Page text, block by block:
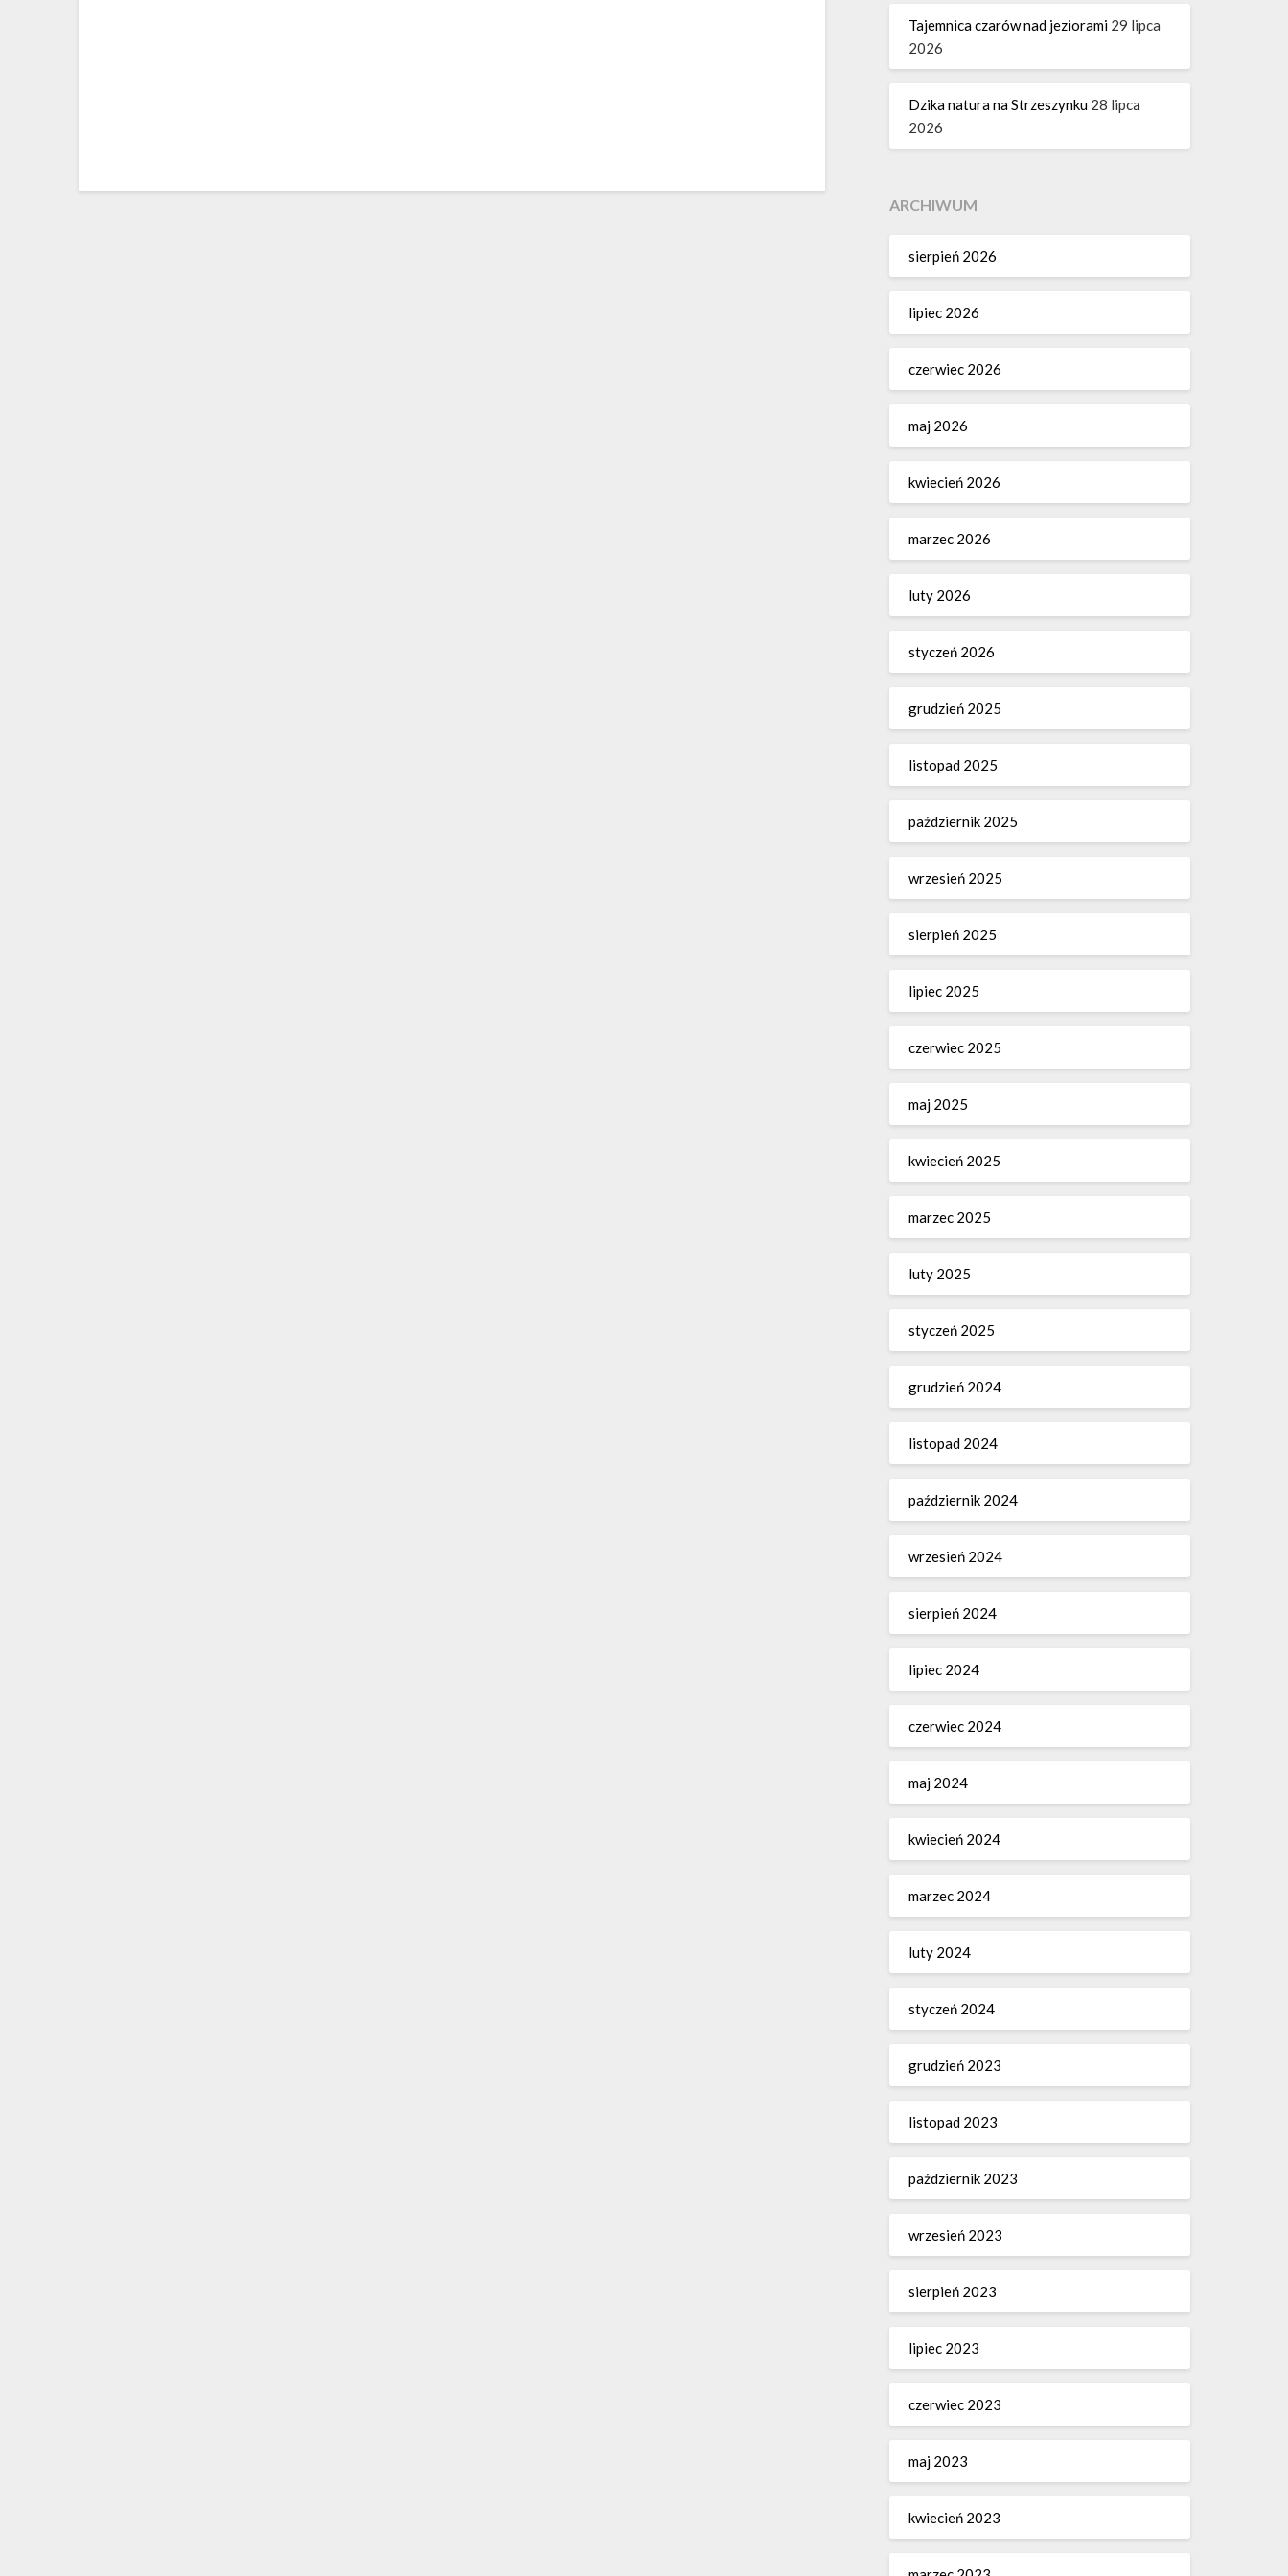
Tajemnica czarów nad jeziorami 29 lipca
2026
Dzika natura na Strzeszynku 28 lipca
2026
ARCHIWUM
sierpień 2026
lipiec 2026
czerwiec 2026
maj 2026
kwiecień 2026
marzec 2026
luty 2026
styczeń 2026
grudzień 2025
listopad 2025
październik 2025
wrzesień 2025
sierpień 2025
lipiec 2025
czerwiec 2025
maj 2025
kwiecień 2025
marzec 2025
luty 2025
styczeń 2025
grudzień 2024
listopad 2024
październik 2024
wrzesień 2024
sierpień 2024
lipiec 2024
czerwiec 2024
maj 2024
kwiecień 2024
marzec 2024
luty 2024
styczeń 2024
grudzień 2023
listopad 2023
październik 2023
wrzesień 2023
sierpień 2023
lipiec 2023
czerwiec 2023
maj 2023
kwiecień 2023